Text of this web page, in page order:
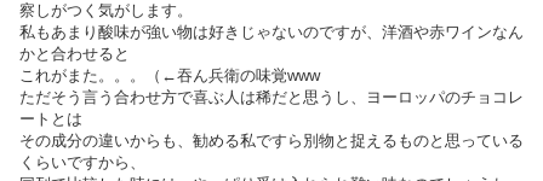
察しがつく気がします。
私もあまり酸味が強い物は好きじゃないのですが、洋酒や赤ワインなん
かと合わせると
これがまた。。。（←吞ん兵衛の味覚www
ただそう言う合わせ方で喜ぶ人は稀だと思うし、ヨーロッパのチョコレ
ートとは
その成分の違いからも、勧める私ですら別物と捉えるものと思っている
くらいですから、